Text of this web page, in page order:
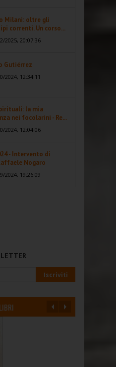
Milani: oltre gli
correnti. Un corso...
2025, 20:07:36
Gutiérrez
2024, 12:34:11
la mia
nei focolarini - Re...
2024, 12:04:06
- Intervento di
Nogaro
2024, 19:26:09